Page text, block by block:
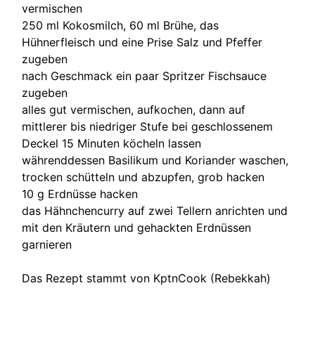
vermischen
250 ml Kokosmilch, 60 ml Brühe, das
Hühnerfleisch und eine Prise Salz und Pfeffer
zugeben
nach Geschmack ein paar Spritzer Fischsauce
zugeben
alles gut vermischen, aufkochen, dann auf
mittlerer bis niedriger Stufe bei geschlossenem
Deckel 15 Minuten köcheln lassen
währenddessen Basilikum und Koriander waschen,
trocken schütteln und abzupfen, grob hacken
10 g Erdnüsse hacken
das Hähnchencurry auf zwei Tellern anrichten und
mit den Kräutern und gehackten Erdnüssen
garnieren
Das Rezept stammt von KptnCook (Rebekkah)